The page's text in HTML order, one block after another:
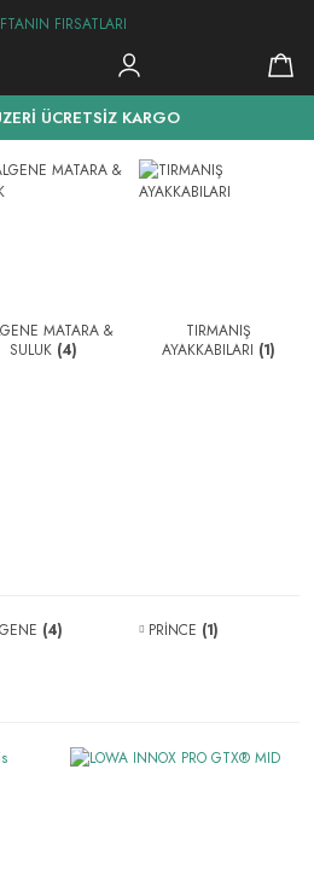
ÜCRETSİZ KARGO
MATARA &
SULUK (4)
TIRMANIŞ
AYAKKABILARI (1)
(4) PRİNCE (1)